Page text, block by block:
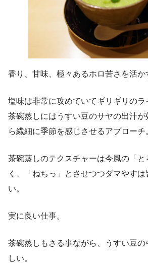
香り、甘味、極々あるホロ苦さを活か
塩味は非常に攻めていてギリギリのラ
茶碗蒸しにはうすい豆のサヤの出汁
ら繊細に季節を感じさせるアプローチ
茶碗蒸しのテクスチャーは今風の「と
く、「ねちっ」とさせつつダマやす
い。
実に良い仕事。
茶碗蒸しもさる事ながら、うすい豆の
しい。